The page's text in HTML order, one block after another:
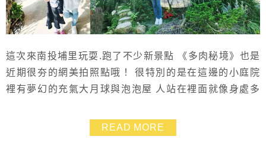
這次來南投埔里玩耍.跑了不少新景點 《多肉秘境》也是
近期很夯的網美拍照點哦！ 很特別的是在這邊的小庭院
裡有夢幻的充氣大月球與泡泡屋 人站在裡面就像身處多
DIY以及不凋花教學 要買多肉盆栽也可以來哦！是免費不
收門票的！ 👉埔里懶人包》http://yuki.tw/PJBTQ
READ MORE